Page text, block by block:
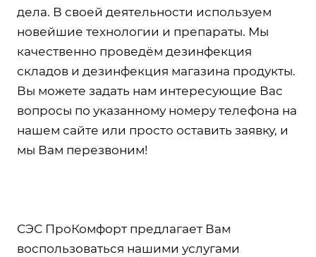
дела. В своей деятельности используем
новейшие технологии и препараты. Мы
качественно проведём дезинфекция
складов и дезинфекция магазина продукты.
Вы можете задать нам интересующие Вас
вопросы по указанному номеру телефона на
нашем сайте или просто оставить заявку, и
мы Вам перезвоним!
СЭС ПроКомфорт предлагает Вам
воспользоваться нашими услугами